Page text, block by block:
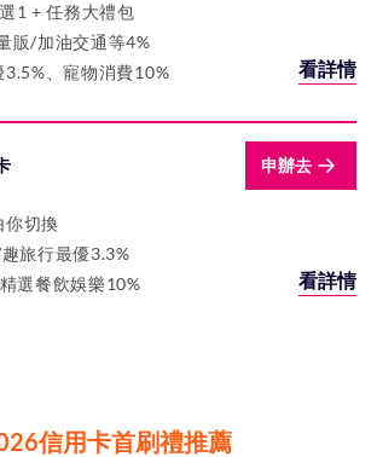
1 + 任務大禮包
販/加油交通等4%
3.5%、寵物消費10%
看詳情
申辦去
你切換
旅行最優3.3%
選餐飲娛樂10%
看詳情
信用卡首刷禮推薦